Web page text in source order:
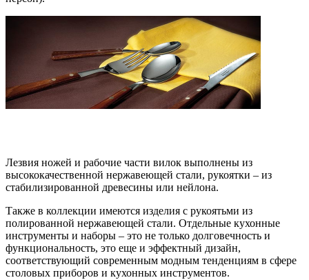
Лезвия ножей и рабочие части вилок выполнены из
высококачественной нержавеющей стали, рукоятки – из
стабилизированной древесины или нейлона.
Также в коллекции имеются изделия с рукоятьми из
полированной нержавеющей стали. Отдельные кухонные
инструменты и наборы – это не только долговечность и
функциональность, это еще и эффектный дизайн,
соответствующий современным модным тенденциям в сфере
столовых приборов и кухонных инструментов.